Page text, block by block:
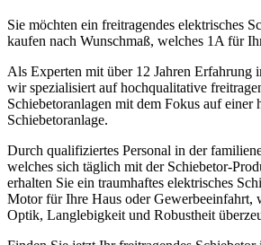
Sie möchten ein freitragendes elektrisches
kaufen nach Wunschmaß, welches 1A für
Als Experten mit über 12 Jahren Erfahrung
wir spezialisiert auf hochqualitative
Schiebetoranlagen mit dem Fokus auf einer
Schiebetoranlage.
Durch qualifiziertes Personal in der
welches sich täglich mit der Schiebetor-
erhalten Sie ein traumhaftes elektrisches
Motor für Ihre Haus oder Gewerbeeinfahrt,
Optik, Langlebigkeit und Robustheit